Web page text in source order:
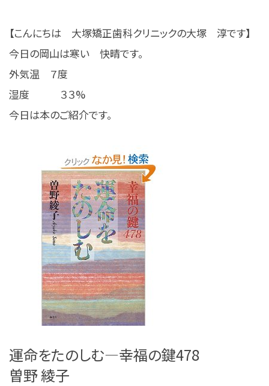
【こんにちは 大塚矯正歯科クリニックの大塚 淳です】
今日の岡山は寒い 快晴です。
外気温 ７度
湿度 ３３%
今日は本のご紹介です。
運命をたのしむ―幸福の鍵478
曽野 綾子